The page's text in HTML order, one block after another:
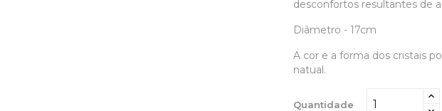
desconfortos resultantes de
Diâmetro - 17cm
A cor e a forma dos cristais
natual.
Quantidade